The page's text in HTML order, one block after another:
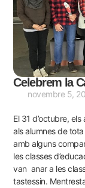
Celebrem la
novembre 5,
El 31 d’octubre,
als alumnes de
amb alguns
les classes
van anar a les
tastessin.